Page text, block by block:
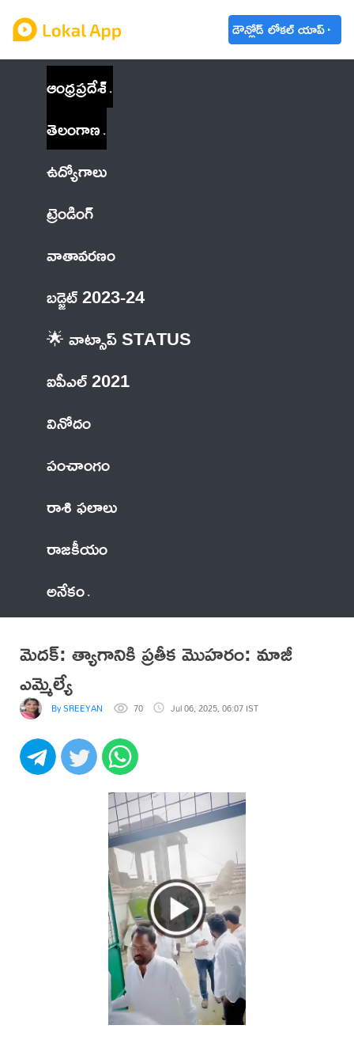
డౌన్లోడ్ లోకల్ యాప్
ఆంధ్రప్రదేశ్
తెలంగాణ
ఉద్యోగాలు
ట్రెండింగ్
వాతావరణం
బడ్జెట్ 2023-24
🌟 వాట్సాప్ STATUS
ఐపీఎల్ 2021
వినోదం
పంచాంగం
రాశి ఫలాలు
రాజకీయం
అనేకం
మెదక్: త్యాగానికి ప్రతీక మొహరం: మాజీ
ఎమ్మెల్యే
By SREEYAN 70 Jul 06, 2025, 06:07 IST